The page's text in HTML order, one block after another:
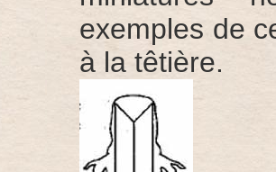
exemples de
à la têtière.